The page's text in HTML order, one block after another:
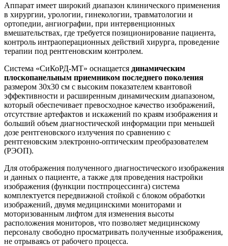
Аппарат имеет широкий диапазон клинического применения
в хирургии, урологии, гинекологии, травматологии и
ортопедии, ангиографии, при интервенционных
вмешательствах, где требуется позиционирование пациента,
контроль интраоперационных действий хирурга, проведение
терапии под рентгеновским контролем.
Система «СиКоРД-МТ» оснащается динамическим
плоскопанельным приемником последнего поколения
размером 30х30 см с высоким показателем квантовой
эффективности и расширенным динамическим диапазоном,
который обеспечивает превосходное качество изображений,
отсутствие артефактов и искажений по краям изображения и
больший объем диагностической информации при меньшей
дозе рентгеновского излучения по сравнению с
рентгеновским электронно-оптическим преобразователем
(РЭОП).
Для отображения полученного диагностического изображения
и данных о пациенте, а также для проведения настройки
изображения (функции постпроцессинга) система
комплектуется передвижной стойкой с блоком обработки
изображений, двумя медицинскими мониторами и
моторизованным лифтом для изменения высоты
расположения мониторов, что позволяет медицинскому
персоналу свободно просматривать полученные изображения,
не отрываясь от рабочего процесса.